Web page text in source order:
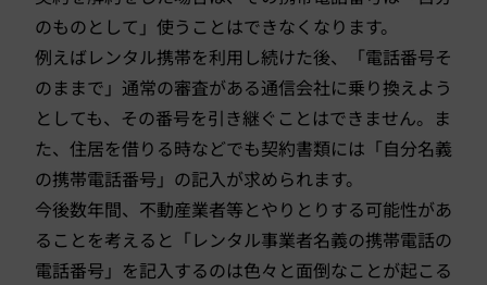
のものとして」使うことはできなくなります。
例えばレンタル携帯を利用し続けた後、「電話番号そ
のままで」通常の審査がある通信会社に乗り換えよう
としても、その番号を引き継ぐことはできません。ま
た、住居を借りる時などでも契約書類には「自分名義
の携帯電話番号」の記入が求められます。
今後数年間、不動産業者等とやりとりする可能性があ
ることを考えると「レンタル事業者名義の携帯電話の
電話番号」を記入するのは色々と面倒なことが起こる